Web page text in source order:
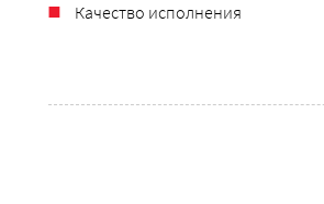
Качество исполнения